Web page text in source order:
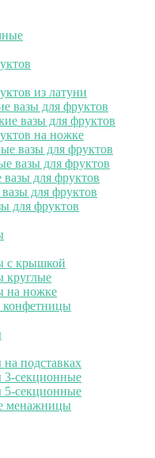
из латуни
вазы для фруктов
вазы для фруктов
на ножке
вазы для фруктов
вазы для фруктов
для фруктов
для фруктов
для фруктов
с крышкой
круглые
на ножке
конфетницы
подставках
секционные
секционные
менажницы